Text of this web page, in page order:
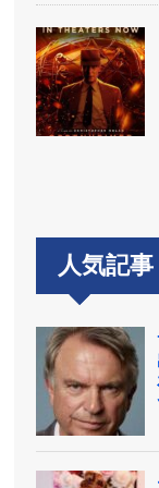
人気記事